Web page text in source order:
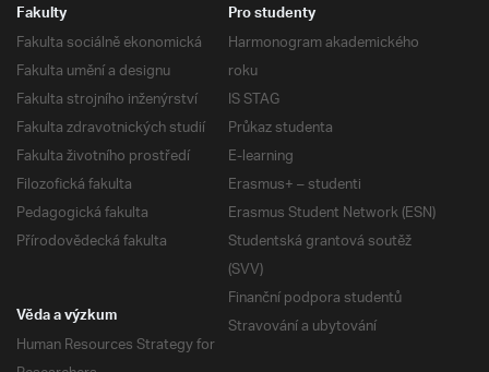
Fakulty
Fakulta sociálně ekonomická
Fakulta umění a designu
Fakulta strojního inženýrství
Fakulta zdravotnických studií
Fakulta životního prostředí
Filozofická fakulta
Pedagogická fakulta
Přírodovědecká fakulta
Pro studenty
Harmonogram akademického
roku
IS STAG
Průkaz studenta
E-learning
Erasmus+ – studenti
Erasmus Student Network (ESN)
Studentská grantová soutěž
(SVV)
Finanční podpora studentů
Stravování a ubytování
Věda a výzkum
Human Resources Strategy for